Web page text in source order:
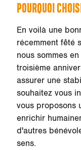
POURQUOI
En voilà une
récemment fêté
nous sommes
troisième
assurer une
souhaitez vous
vous proposons
enrichir
d'autres
sens.